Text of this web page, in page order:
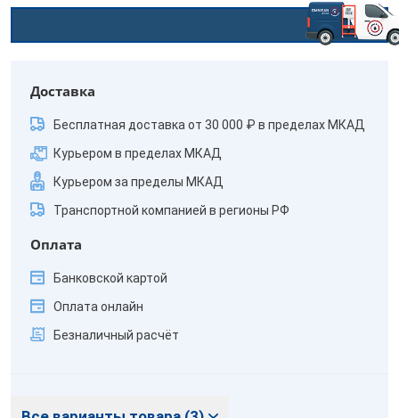
Доставка
Бесплатная доставка от 30 000 ₽ в пределах МКАД
Курьером в пределах МКАД
Курьером за пределы МКАД
Транспортной компанией в регионы РФ
Оплата
Банковской картой
Оплата онлайн
Безналичный расчёт